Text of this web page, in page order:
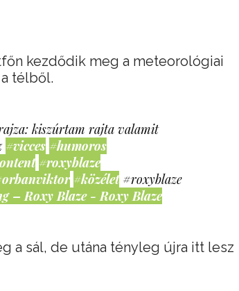
kezdődik meg a meteorológiai
télből.
kiszúrtam rajta valamit
#vicces #humoros
#roxyblaze
#közélet #roxyblaze
– Roxy Blaze - Roxy Blaze
a sál, de utána tényleg újra itt lesz